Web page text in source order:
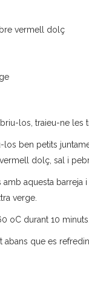
vermell dolç
los, traieu-ne les
los ben petits
dolç, sal i
amb aquesta
verge.
oC durant 10 minuts.
que es refredin.